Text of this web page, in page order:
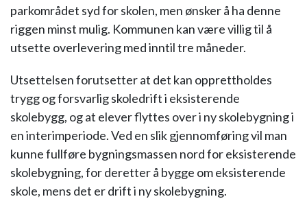
parkområdet syd for skolen, men ønsker å ha denne
riggen minst mulig. Kommunen kan være villig til å
utsette overlevering med inntil tre måneder.
Utsettelsen forutsetter at det kan opprettholdes
trygg og forsvarlig skoledrift i eksisterende
skolebygg, og at elever flyttes over i ny skolebygning i
en interimperiode. Ved en slik gjennomføring vil man
kunne fullføre bygningsmassen nord for eksisterende
skolebygning, for deretter å bygge om eksisterende
skole, mens det er drift i ny skolebygning.